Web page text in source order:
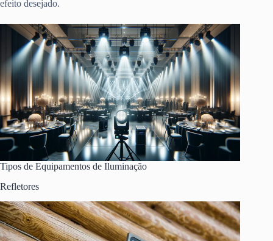
efeito desejado.
Tipos de Equipamentos de Iluminação
Refletores